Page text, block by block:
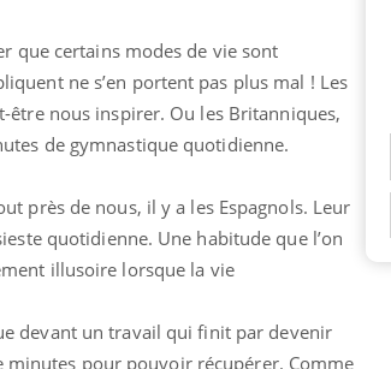
que certains modes de vie sont
ne s’en portent pas plus mal ! Les
être nous inspirer. Ou les Britanniques,
de gymnastique quotidienne.
près de nous, il y a les Espagnols. Leur
quotidienne. Une habitude que l’on
illusoire lorsque la vie
devant un travail qui finit par devenir
minutes pour pouvoir récupérer. Comme
changé la donne au Pays
basque
Chikungunya, dengue,
France ?